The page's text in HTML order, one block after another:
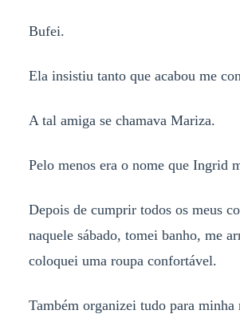
Bufei.
Ela insistiu tanto que acabou me
A tal amiga se chamava Mariza.
Pelo menos era o nome que Ingrid
Depois de cumprir todos os meus
naquele sábado, tomei banho, me
coloquei uma roupa confortável.
Também organizei tudo para minha